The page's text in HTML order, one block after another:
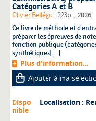
Catégories A et B
Olivier Bellégo , 223p. , 2026
Ce livre de méthode et
préparer les épreuves de
fonction publique
synthétiques[...]
Plus d'information...
Ajouter à ma
Dispo
nible
Localisation :